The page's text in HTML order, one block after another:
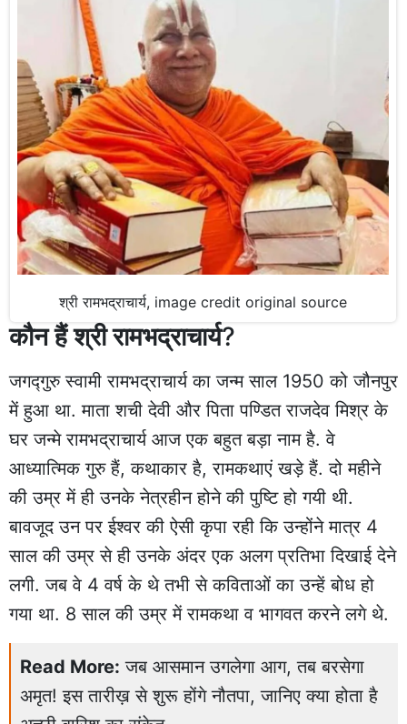
श्री रामभद्राचार्य, image credit original source
कौन हैं श्री रामभद्राचार्य?
जगद्गुरु स्वामी रामभद्राचार्य का जन्म साल 1950 को जौनपुर
में हुआ था. माता शची देवी और पिता पण्डित राजदेव मिश्र के
घर जन्मे रामभद्राचार्य आज एक बहुत बड़ा नाम है. वे
आध्यात्मिक गुरु हैं, कथाकार है, रामकथाएं खड़े हैं. दो महीने
की उम्र में ही उनके नेत्रहीन होने की पुष्टि हो गयी थी.
बावजूद उन पर ईश्वर की ऐसी कृपा रही कि उन्होंने मात्र 4
साल की उम्र से ही उनके अंदर एक अलग प्रतिभा दिखाई देने
लगी. जब वे 4 वर्ष के थे तभी से कविताओं का उन्हें बोध हो
गया था. 8 साल की उम्र में रामकथा व भागवत करने लगे थे.
Read More: जब आसमान उगलेगा आग, तब बरसेगा
अमृत! इस तारीख़ से शुरू होंगे नौतपा, जानिए क्या होता है